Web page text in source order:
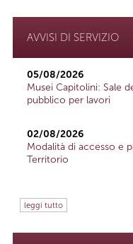
AVVISI DI SERVIZIO
05/08/2026
Musei Capitolini: Sale
pubblico per lavori
02/08/2026
Modalità di accesso e
Territorio
leggi tutto